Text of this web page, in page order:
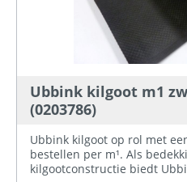
Ubbink kilgoot m1
(0203786)
Ubbink kilgoot op rol met
bestellen per m¹. Als
kilgootconstructie biedt